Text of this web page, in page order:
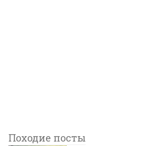
Походие посты